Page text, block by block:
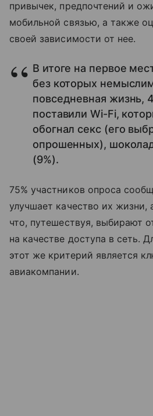
привычек, предпочтений и
мобильной связью, а также
своей зависимости от нее.
В итоге на первое
без которых
повседневная жизнь,
поставили Wi-Fi,
обогнал секс (его
опрошенных),
(9%).
75% участников опроса
улучшает качество их жизни,
что, путешествуя, выбирают
на качестве доступа в сеть.
этот же критерий является
авиакомпании.